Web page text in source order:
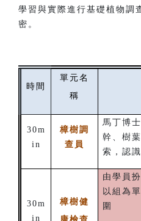
學習與實際進行基礎植物調
密。
時間
單元名
稱
30m
in
樟樹調
查員
馬丁博
幹、樹
索，認
30m
in
樟樹健
由學員
以組為
圍